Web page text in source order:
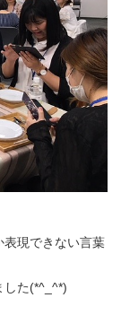
表現できない言葉
した(*^_^*)